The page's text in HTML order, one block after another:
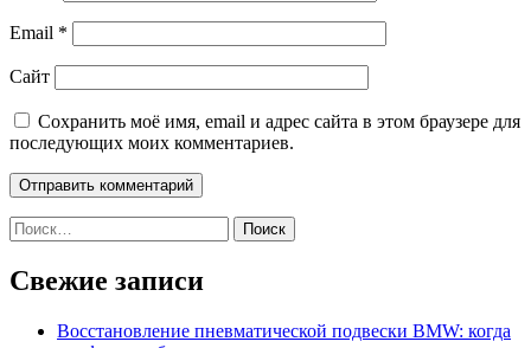
Email *
Сайт
Сохранить моё имя, email и адрес сайта в этом браузере для
последующих моих комментариев.
Найти:
Свежие записи
Восстановление пневматической подвески BMW: когда